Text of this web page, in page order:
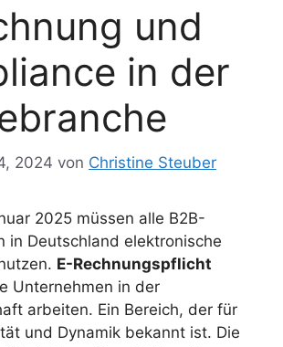
und
in der
2024 von Christine Steuber
2025 müssen alle B2B-
in Deutschland elektronische
E-Rechnungspflicht
Unternehmen in der
arbeiten. Ein Bereich, der für
und Dynamik bekannt ist. Die